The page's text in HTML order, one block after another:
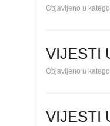
Objavljeno u
VIJESTI
Objavljeno u
VIJESTI